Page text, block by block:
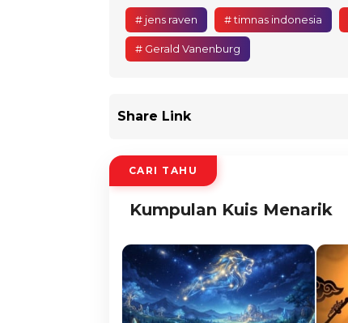
# jens raven # timnas indonesia
# Gerald Vanenburg
Share Link
CARI TAHU
Kumpulan Kuis Menarik